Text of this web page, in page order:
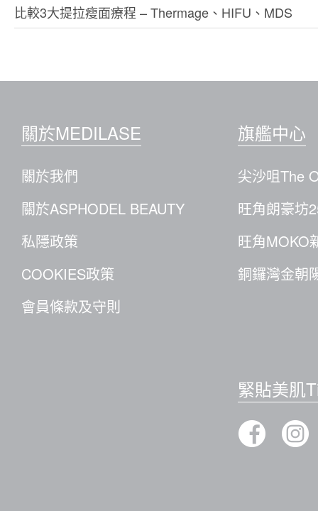
比較3大提拉瘦面療程 – Thermage、HIFU、MDS
關於MEDILASE
關於我們
關於ASPHODEL BEAUTY
私隱政策
COOKIES政策
會員條款及守則
旗艦中心
尖沙咀The
旺角朗豪坊
旺角MOKO
銅鑼灣金朝
緊貼美肌